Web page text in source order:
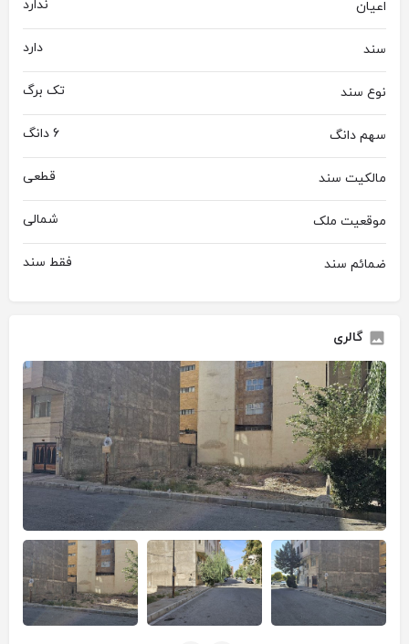
اعیان ندارد
سند دارد
نوع سند تک برگ
سهم دانگ 6 دانگ
مالکیت سند قطعی
موقعیت ملک شمالی
ضمائم سند فقط سند
گالری